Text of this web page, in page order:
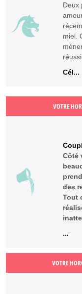
Deux
miel.
Cél...
VOTRE
Côté
des
Tout
...
VOTRE